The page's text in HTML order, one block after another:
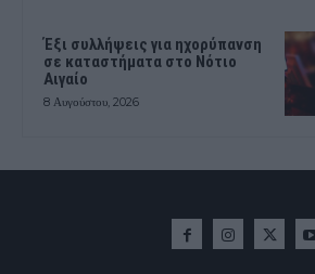
Έξι συλλήψεις για ηχορύπανση
σε καταστήματα στο Νότιο
Αιγαίο
8 Αυγούστου, 2026